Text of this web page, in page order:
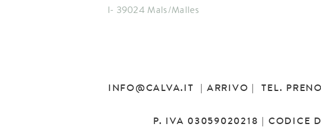
I- 39024 Mals/Malles
INFO@CALVA.IT | ARRIVO | TEL.
P. IVA 03059020218 | CODICE